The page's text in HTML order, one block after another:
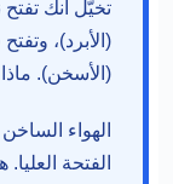
تخيّل أنك
(الأبرد)،
(الأسخن).
الهواء
الفتحة